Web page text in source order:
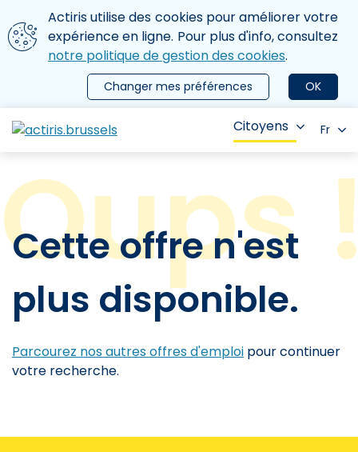
Aller au contenu principal
Nous utilisons des cookies
Actiris utilise des cookies pour améliorer votre
expérience en ligne. Pour plus d'info, consultez
notre politique de gestion des cookies.
OK
Changer mes préférences
le menu
Citoyens Fr
Cette offre n'est
plus disponible.
Parcourez nos autres offres d'emploi pour continuer
votre recherche.